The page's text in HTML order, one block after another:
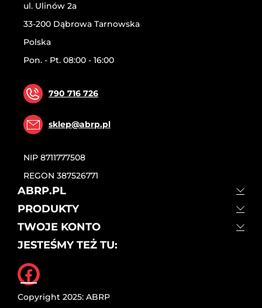
ul. Ulinów 2a
33-200 Dąbrowa Tarnowska
Polska
Pon. - Pt. 08:00 - 16:00
790 716 726
sklep@abrp.pl
NIP 8711777508
REGON 387526771
ABRP.PL
PRODUKTY
TWOJE KONTO
JESTEŚMY TEŻ TU:
Copyright 2025: ABRP